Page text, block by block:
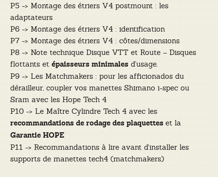
P5 -> Montage des étriers V4 postmount : les
adaptateurs
P6 -> Montage des étriers V4 : identification
P7 -> Montage des étriers V4 : côtes/dimensions
P8 -> Note technique Disque VTT et Route – Disques
flottants et épaisseurs minimales d’usage.
P9 -> Les Matchmakers : pour les afficionados du
dérailleur, coupler vos manettes Shimano i-spec ou
Sram avec les Hope Tech 4
P10 -> Le Maître Cylindre Tech 4 avec les
recommandations de rodage des plaquettes et la
Garantie HOPE
P11 -> Recommandations à lire avant d’installer les
supports de manettes tech4 (matchmakers)